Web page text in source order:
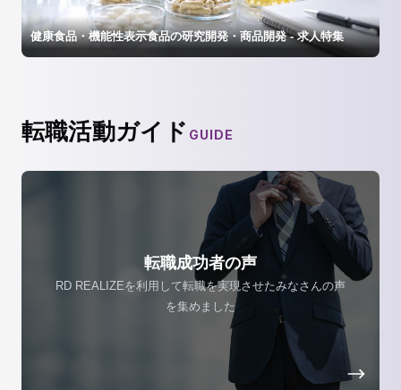
健康食品・機能性表示食品の研究開発・商品開発 - 求人特集
転職活動ガイド GUIDE
転職成功者の声
RD REALIZEを利用して転職を実現させたみなさんの声
を集めました